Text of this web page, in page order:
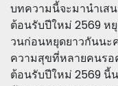
บทความนี้จะมานำเสน
ต้อนรับปีใหม่ 2569 ห
วนก่อนหยุดยาวกันนะ
ความสุขที่หลายคนรอ
ต้อนรับปีใหม่ 2569 นี้